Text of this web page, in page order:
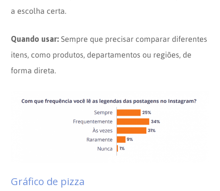
a escolha certa.
Quando usar:Sempre que precisar comparar diferentes
itens, como produtos, departamentos ou regiões, de
forma direta.
Gráfico de pizza